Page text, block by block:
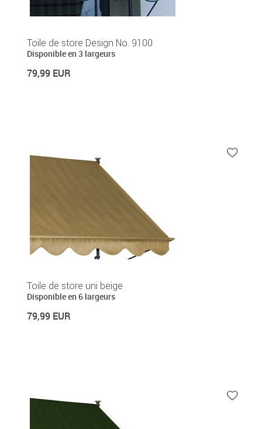
Toile de store Design No. 9100
Disponible en 3 largeurs
79,99 EUR
Toile de store uni beige
Disponible en 6 largeurs
79,99 EUR